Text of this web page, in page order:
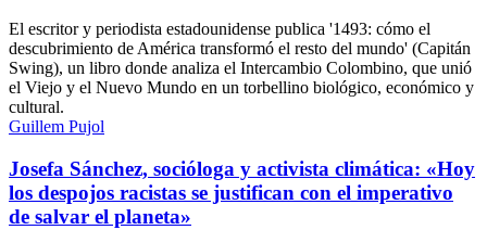
El escritor y periodista estadounidense publica '1493: cómo el
descubrimiento de América transformó el resto del mundo' (Capitán
Swing), un libro donde analiza el Intercambio Colombino, que unió
el Viejo y el Nuevo Mundo en un torbellino biológico, económico y
cultural.
Guillem Pujol
Josefa Sánchez, socióloga y activista climática: «Hoy
los despojos racistas se justifican con el imperativo
de salvar el planeta»